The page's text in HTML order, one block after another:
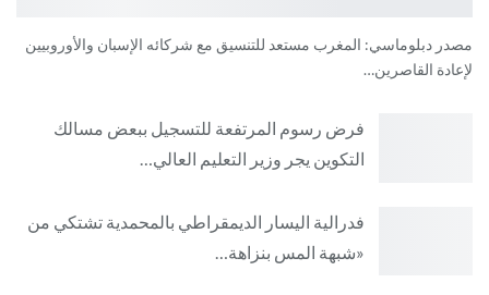
مصدر دبلوماسي: المغرب مستعد للتنسيق مع شركائه الإسبان والأوروبيين
لإعادة القاصرين…
فرض رسوم المرتفعة للتسجيل ببعض مسالك
التكوين يجر وزير التعليم العالي…
فدرالية اليسار الديمقراطي بالمحمدية تشتكي من
«شبهة المس بنزاهة…